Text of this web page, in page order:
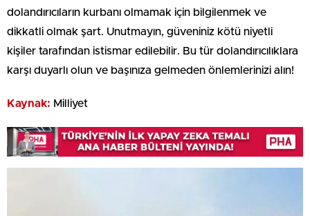
dolandırıcıların kurbanı olmamak için bilgilenmek ve
dikkatli olmak şart. Unutmayın, güveniniz kötü niyetli
kişiler tarafından istismar edilebilir. Bu tür dolandırıcılıklara
karşı duyarlı olun ve başınıza gelmeden önlemlerinizi alın!
Kaynak: Milliyet